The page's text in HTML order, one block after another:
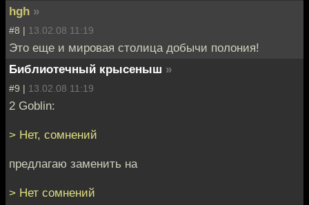
hgh »
#8 | 13.02.08 11:19
Это еще и мировая столица добычи полония!
Библиотечный крысеныш »
#9 | 13.02.08 11:19
2 Goblin:
> Нет, сомнений
предлагаю заменить на
> Нет сомнений